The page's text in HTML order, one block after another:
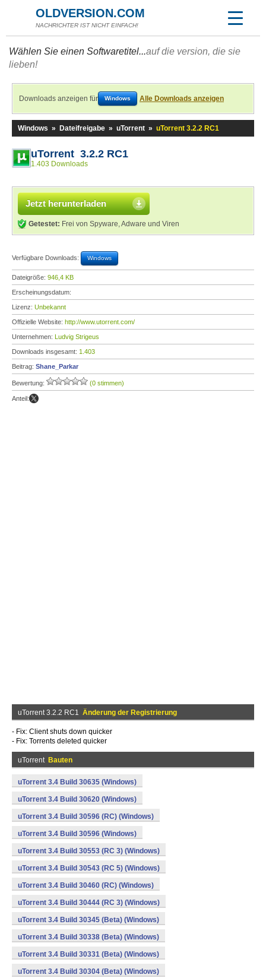
OLDVERSION.COM
NACHRICHTER IST NICHT EINFACH!
Wählen Sie einen Softwaretitel...auf die version, die sie
lieben!
Downloads anzeigen für Windows Alle Downloads anzeigen
Windows » Dateifreigabe » uTorrent » uTorrent 3.2.2 RC1
uTorrent 3.2.2 RC1
1.403 Downloads
Jetzt herunterladen
Getestet: Frei von Spyware, Adware und Viren
Verfügbare Downloads: Windows
Dateigröße: 946,4 KB
Erscheinungsdatum:
Lizenz: Unbekannt
Offizielle Website: http://www.utorrent.com/
Unternehmen: Ludvig Strigeus
Downloads insgesamt: 1.403
Beitrag: Shane_Parkar
Bewertung: (0 stimmen)
Anteil:
uTorrent 3.2.2 RC1 Änderung der Registrierung
- Fix: Client shuts down quicker
- Fix: Torrents deleted quicker
uTorrent Bauten
uTorrent 3.4 Build 30635 (Windows)
uTorrent 3.4 Build 30620 (Windows)
uTorrent 3.4 Build 30596 (RC) (Windows)
uTorrent 3.4 Build 30596 (Windows)
uTorrent 3.4 Build 30553 (RC 3) (Windows)
uTorrent 3.4 Build 30543 (RC 5) (Windows)
uTorrent 3.4 Build 30460 (RC) (Windows)
uTorrent 3.4 Build 30444 (RC 3) (Windows)
uTorrent 3.4 Build 30345 (Beta) (Windows)
uTorrent 3.4 Build 30338 (Beta) (Windows)
uTorrent 3.4 Build 30331 (Beta) (Windows)
uTorrent 3.4 Build 30304 (Beta) (Windows)